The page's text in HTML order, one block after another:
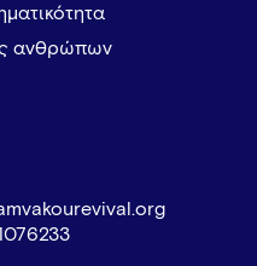
ανθρώπων